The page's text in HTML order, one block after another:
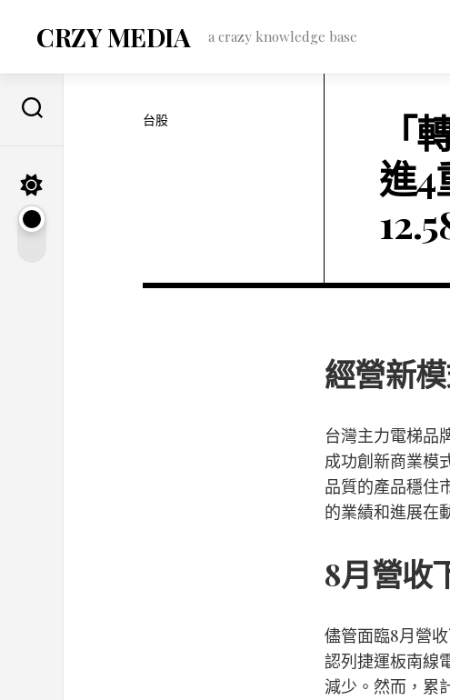
contentCRZY MEDIA a crazy knowledge base
台股
「
進4
經營新
台灣主力電梯品
成功創新商業模
品質的產品穩住
的業績和進展在
8月營收
儘管面臨8月營
認列捷運板南線
減少。然而，累